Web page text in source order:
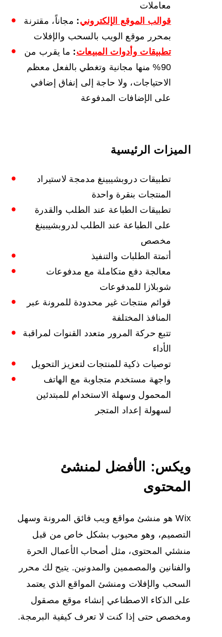
معاملات
قوالب الموقع الإلكتروني: مجاناً، مقترنة
بمحرر موقع الويب بالسحب والإفلات
تطبيقات وأدوات المبيعات: ما يقرب من
90% منها مجانية وتغطي بالفعل معظم
الاحتياجات، ولا حاجة إلى إنفاق إضافي
على الإضافات المدفوعة
الميزات الرئيسية
تطبيقات دروبشيبينغ مدمجة لاستيراد
المنتجات بنقرة واحدة
تطبيقات الطباعة عند الطلب والقدرة
على الطباعة عند الطلب لدروبشيبينغ
مخصص
أتمتة الطلبات والتنفيذ
معالجة دفع متكاملة مع مدفوعات
شوبلازا للمدفوعات
قوائم منتجات غير محدودة للمرونة عبر
المنافذ المختلفة
تتبع حركة المرور متعدد القنوات لمراقبة
الأداء
توصيات ذكية للمنتجات لتعزيز التحويل
واجهة مستخدم متجاوبة مع الهاتف
المحمول وسهلة الاستخدام للمبتدئين
لسهولة إعداد المتجر
ويكس: الأفضل لمنشئ
المحتوى
Wix هو منشئ مواقع ويب فائق المرونة وسهل
التصميم، وهو محبوب بشكل خاص من قبل
منشئي المحتوى، مثل أصحاب الأعمال الحرة
والفنانين والمصممين والمدونين. يتيح لك محرر
السحب والإفلات ومنشئ المواقع الذي يعتمد
على الذكاء الاصطناعي إنشاء موقع مصقول
ومخصص حتى إذا كنت لا تعرف كيفية البرمجة.